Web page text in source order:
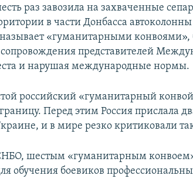
раз завозила на захваченные
в части Донбасса
«гуманитарными
представителей
и нарушая международные нормы.
российский «гуманитарный
Перед этим Россия прислала
и в мире резко критиковали
шестым «гуманитарным конвоем»
обучения боевиков